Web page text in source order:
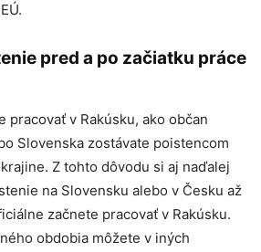
pred a po začiatku práce
pracovať v Rakúsku, ako občan
Slovenska zostávate poistencom
Z tohto dôvodu si aj naďalej
na Slovensku alebo v Česku až
začnete pracovať v Rakúsku.
obdobia môžete v iných